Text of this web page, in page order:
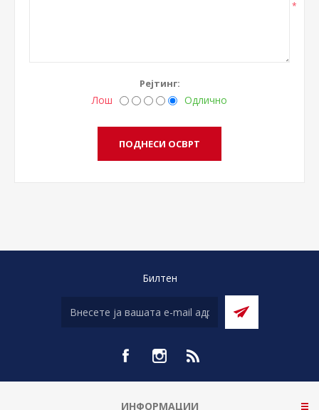
*
Рејтинг:
Лош Одлично
Билтен
ИНФОРМАЦИИ